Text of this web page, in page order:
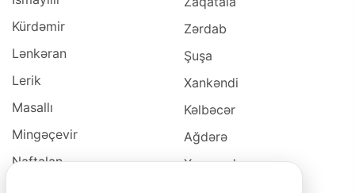
Kürdəmir
Lənkəran
Lerik
Masallı
Mingəçevir
Naftalan
Zərdab
Şuşa
Xankəndi
Kəlbəcər
Ağdərə
Xocavəd